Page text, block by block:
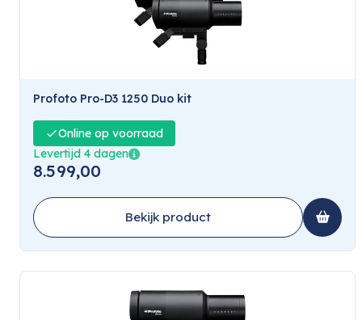
Profoto Pro-D3 1250 Duo kit
Online op voorraad
Levertijd 4 dagen
8.599,00
Bekijk product